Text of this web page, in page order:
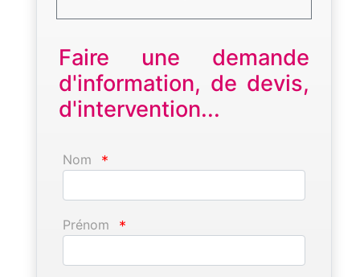
Faire une demande
d'information, de devis,
d'intervention...
Nom *
Prénom *